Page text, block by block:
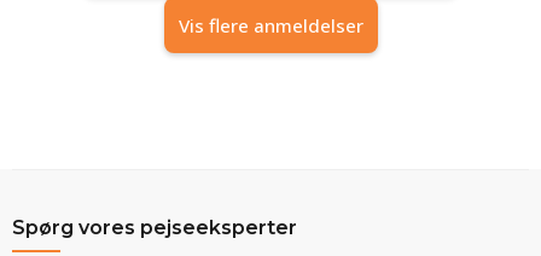
Vis flere anmeldelser
Spørg vores pejseeksperter